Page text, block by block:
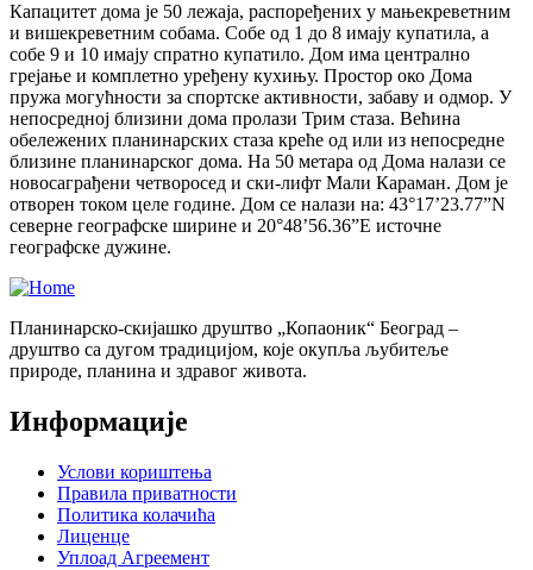
Капацитет дома је 50 лежаја, распоређених у мањекреветним
и вишекреветним собама. Собе од 1 до 8 имају купатила, а
собе 9 и 10 имају спратно купатило. Дом има централно
грејање и комплетно уређену кухињу. Простор око Дома
пружа могућности за спортске активности, забаву и одмор. У
непосредној близини дома пролази Трим стаза. Већина
обележених планинарских стаза креће од или из непосредне
близине планинарског дома. На 50 метара од Дома налази се
новосаграђени четворосед и ски-лифт Мали Караман. Дом је
отворен током целе године. Дом се налази на: 43°17’23.77”N
северне географске ширине и 20°48’56.36”E источне
географске дужине.
Планинарско-скијашко друштво „Копаоник“ Београд –
друштво са дугом традицијом, које окупља љубитеље
природе, планина и здравог живота.
Информације
Услови кориштења
Правила приватности
Политика колачића
Лиценце
Уплоад Агреемент